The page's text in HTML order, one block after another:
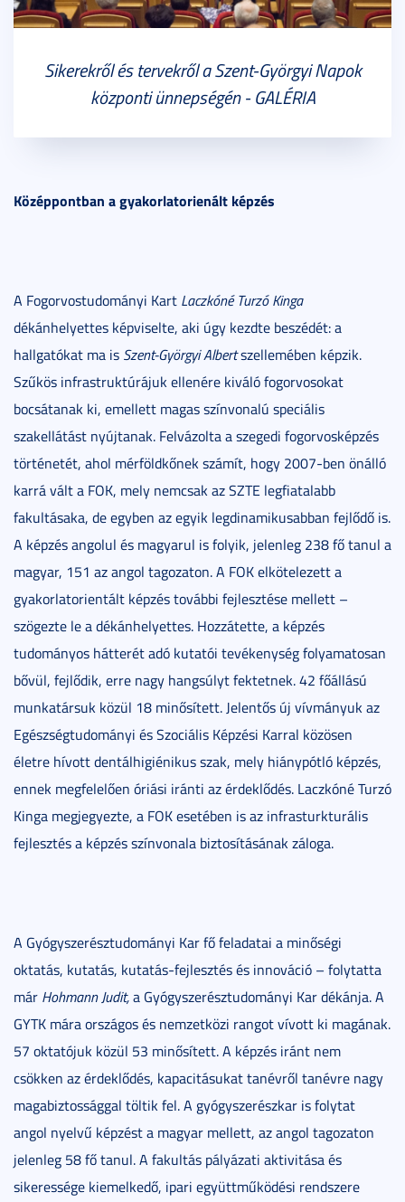
Sikerekről és tervekről a Szent-Györgyi Napok
központi ünnepségén - GALÉRIA
Középpontban a gyakorlatorienált képzés
A Fogorvostudományi Kart Laczkóné Turzó Kinga
dékánhelyettes képviselte, aki úgy kezdte beszédét: a
hallgatókat ma is Szent-Györgyi Albertszellemében képzik.
Szűkös infrastruktúrájuk ellenére kiváló fogorvosokat
bocsátanak ki, emellett magas színvonalú speciális
szakellátást nyújtanak. Felvázolta a szegedi fogorvosképzés
történetét, ahol mérföldkőnek számít, hogy 2007-ben önálló
karrá vált a FOK, mely nemcsak az SZTE legfiatalabb
fakultásaka, de egyben az egyik legdinamikusabban fejlődő is.
A képzés angolul és magyarul is folyik, jelenleg 238 fő tanul a
magyar, 151 az angol tagozaton. A FOK elkötelezett a
gyakorlatorientált képzés további fejlesztése mellett –
szögezte le a dékánhelyettes. Hozzátette, a képzés
tudományos hátterét adó kutatói tevékenység folyamatosan
bővül, fejlődik, erre nagy hangsúlyt fektetnek. 42 főállású
munkatársuk közül 18 minősített. Jelentős új vívmányuk az
Egészségtudományi és Szociális Képzési Karral közösen
életre hívott dentálhigiénikus szak, mely hiánypótló képzés,
ennek megfelelően óriási iránti az érdeklődés. Laczkóné Turzó
Kinga megjegyezte, a FOK esetében is az infrasturkturális
fejlesztés a képzés színvonala biztosításának záloga.
A Gyógyszerésztudományi Kar fő feladatai a minőségi
oktatás, kutatás, kutatás-fejlesztés és innováció – folytatta
már Hohmann Judit,a Gyógyszerésztudományi Kar dékánja. A
GYTK mára országos és nemzetközi rangot vívott ki magának.
57 oktatójuk közül 53 minősített. A képzés iránt nem
csökken az érdeklődés, kapacitásukat tanévről tanévre nagy
magabiztossággal töltik fel. A gyógyszerészkar is folytat
angol nyelvű képzést a magyar mellett, az angol tagozaton
jelenleg 58 fő tanul. A fakultás pályázati aktivitása és
sikeressége kiemelkedő, ipari együttműködési rendszere